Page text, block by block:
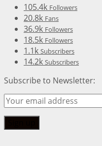
105.4k Followers
20.8k Fans
36.9k Followers
18.5k Followers
1.1k Subscribers
14.2k Subscribers
Subscribe to Newsletter: